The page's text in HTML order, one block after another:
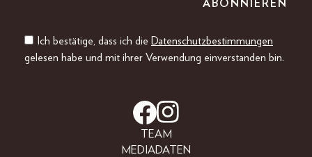
Ich bestätige, dass ich die Datenschutzbestimmungen
gelesen habe und mit ihrer Verwendung einverstanden bin.
TEAM
MEDIADATEN